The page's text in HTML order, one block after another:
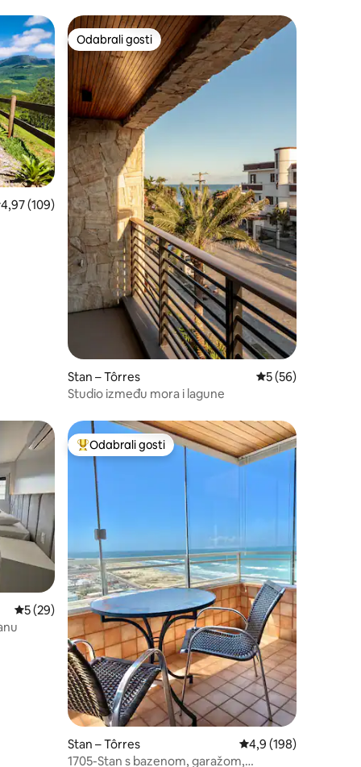
ocjena: 4,97/5, recenzija: 109
4,97 (109)
Odabrali gosti
Odabrali gosti
Stan – Tôrres Prosječna ocjena:
5 (56)
Studio između mora i lagune
Prosječna ocjena: 5/5, recenzija: 29
5 (29)
Među najviše rangiranima s oznakom „Odabrali gosti”
Odabrali gosti
Stan – Tôrres Prosječna ocjena:
4,9 (198)
1705-Stan s bazenom, garažom,